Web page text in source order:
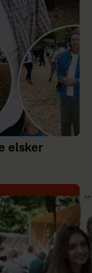
elsker